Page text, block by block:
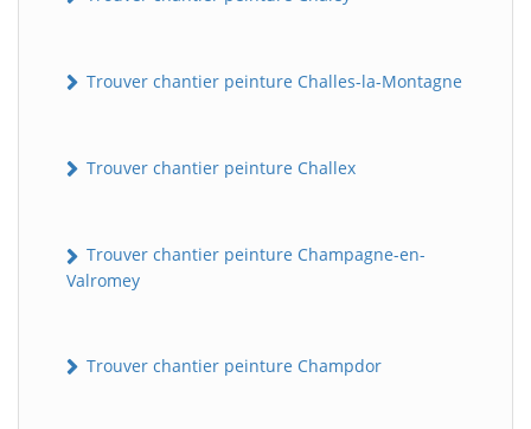
Trouver chantier peinture Challes-la-Montagne
Trouver chantier peinture Challex
Trouver chantier peinture Champagne-en-
Valromey
Trouver chantier peinture Champdor